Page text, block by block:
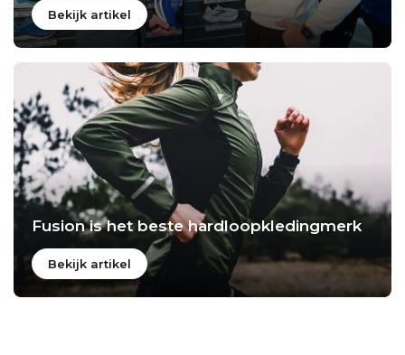
Bekijk artikel
Fusion is het beste hardloopkledingmerk
Bekijk artikel